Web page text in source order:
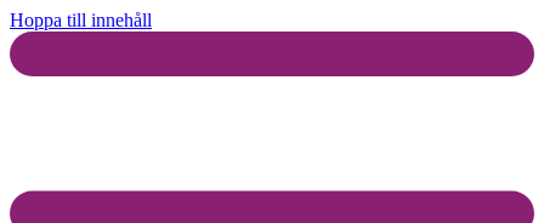
Hoppa till innehåll